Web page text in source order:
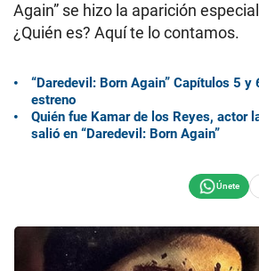
Again” se hizo la aparición
¿Quién es? Aquí te lo contamos.
“Daredevil: Born Again” Capítulos 5 y
estreno
Quién fue Kamar de los Reyes, actor
salió en “Daredevil: Born Again”